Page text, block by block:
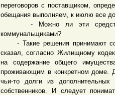
переговоров с поставщиком,
обещания выполняем, к июлю все
- Можно ли эти средства
коммунальщиками?
- Такие решения принимают
сказал, согласно Жилищному
на содержание общего
проживающим в конкретном доме.
чьи-то долги из
собственников. И следует